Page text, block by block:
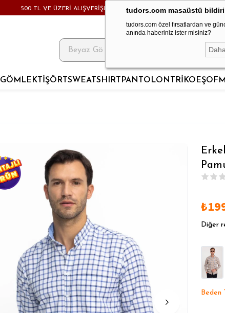
tudors.com masaüstü
tudors.com özel fırsatlardan ve
anında haberiniz ister misiniz?
500 TL VE ÜZERİ ALIŞVERİŞLERDE KARGO BEDAVA! - HAFTA İÇİ
GÖMLEK TİŞÖRT SWEATSHIRT PANTOLON TRİKO
Diğer
Beden